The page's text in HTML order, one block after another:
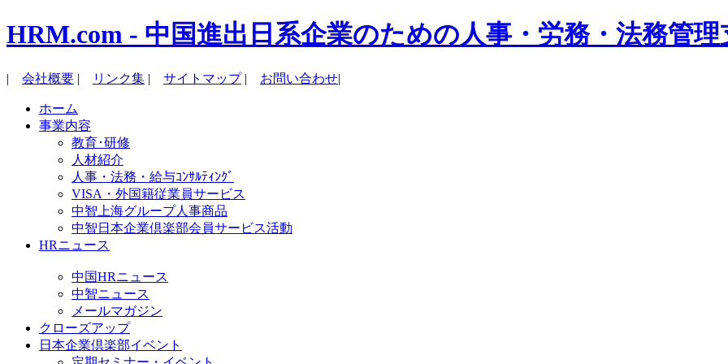
HRM.com - 中国進出日系企業のための人事・労務・法務管理
| 会社概要 | リンク集 | サイトマップ| お問い合わせ|
ホーム
事業内容
教育･研修
人材紹介
人事・法務・給与ｺﾝｻﾙﾃｨﾝｸﾞ
VISA・外国籍従業員サービス
中智上海グループ人事商品
中智日本企業倶楽部会員サービス活動
HRニュース
中国HRニュース
中智ニュース
メールマガジン
クローズアップ
日本企業倶楽部イベント